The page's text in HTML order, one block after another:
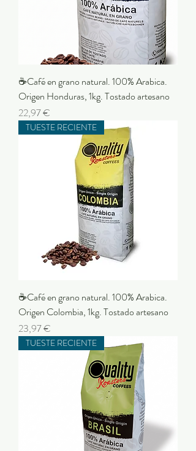
☕Café en grano natural. 100% Arabica.
Origen Honduras, 1kg. Tostado artesano
Preu
22,97 €
TUESTE RECIENTE
☕Café en grano natural. 100% Arabica.
Origen Colombia, 1kg. Tostado artesano
Preu
23,97 €
TUESTE RECIENTE